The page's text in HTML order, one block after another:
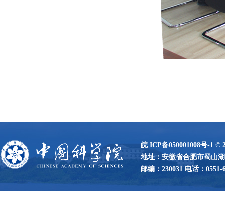
皖 ICP备050001008号-1 ©
地址：安徽省合肥市蜀山
邮编：230031 电话：